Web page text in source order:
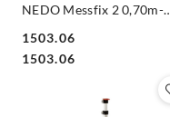
NEDO Messfix 2 0,70m-
Cena:
1503.06
Cena:
1503.06